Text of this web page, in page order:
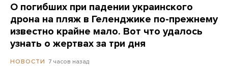
О погибших при падении украинского
дрона на пляж в Геленджике по-прежнему
известно крайне мало. Вот что удалось
узнать о жертвах за три дня
НОВОСТИ 7 часов назад